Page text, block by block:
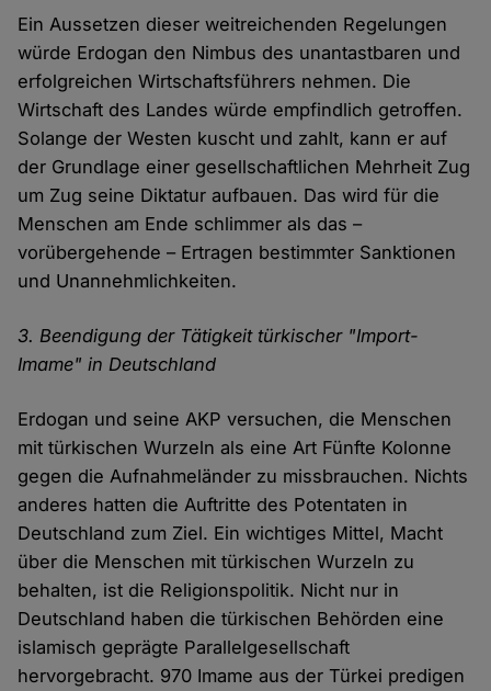
Ein Aussetzen dieser weitreichenden Regelungen
würde Erdogan den Nimbus des unantastbaren und
erfolgreichen Wirtschaftsführers nehmen. Die
Wirtschaft des Landes würde empfindlich getroffen.
Solange der Westen kuscht und zahlt, kann er auf
der Grundlage einer gesellschaftlichen Mehrheit Zug
um Zug seine Diktatur aufbauen. Das wird für die
Menschen am Ende schlimmer als das –
vorübergehende – Ertragen bestimmter Sanktionen
und Unannehmlichkeiten.
3. Beendigung der Tätigkeit türkischer "Import-
Imame" in Deutschland
Erdogan und seine AKP versuchen, die Menschen
mit türkischen Wurzeln als eine Art Fünfte Kolonne
gegen die Aufnahmeländer zu missbrauchen. Nichts
anderes hatten die Auftritte des Potentaten in
Deutschland zum Ziel. Ein wichtiges Mittel, Macht
über die Menschen mit türkischen Wurzeln zu
behalten, ist die Religionspolitik. Nicht nur in
Deutschland haben die türkischen Behörden eine
islamisch geprägte Parallelgesellschaft
hervorgebracht. 970 Imame aus der Türkei predigen